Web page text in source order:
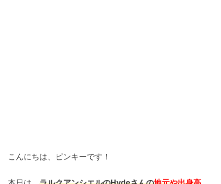
こんにちは、ピンキーです！